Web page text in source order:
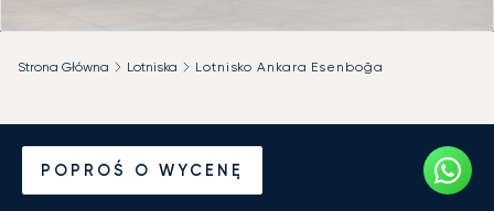
POPROŚ O WYCENĘ
Strona Główna Lotniska Lotnisko Ankara Esenboğa
Prywatny odrzutowiec na
Lotnisko Ankara Esenboğa